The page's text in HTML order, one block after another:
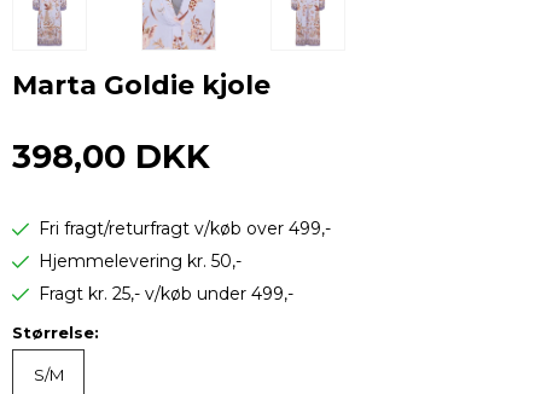
Marta Goldie kjole
398,00 DKK
Fri fragt/returfragt v/køb over 499,-
Hjemmelevering kr. 50,-
Fragt kr. 25,- v/køb under 499,-
Størrelse:
S/M